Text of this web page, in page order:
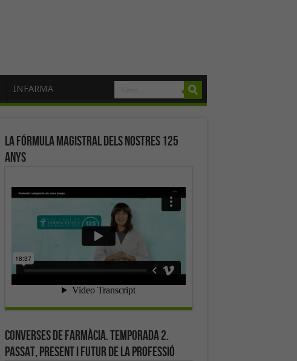
INFARMA
La fórmula magistral dels nostres 125
anys
Converses de farmàcia. Temporada 2.
Passat, present i futur de la professió